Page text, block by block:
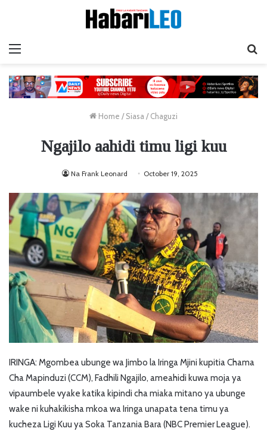
Home / Siasa/ Chaguzi
Ngajilo aahidi timu ligi kuu
Na Frank Leonard October 19, 2025
IRINGA: Mgombea ubunge wa Jimbo la Iringa Mjini kupitia Chama
Cha Mapinduzi (CCM), Fadhili Ngajilo, ameahidi kuwa moja ya
vipaumbele vyake katika kipindi cha miaka mitano ya ubunge
wake ni kuhakikisha mkoa wa Iringa unapata tena timu ya
kucheza Ligi Kuu ya Soka Tanzania Bara (NBC Premier League).